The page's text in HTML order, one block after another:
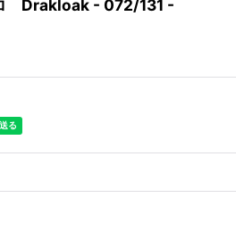
Drakloak - 072/131 -